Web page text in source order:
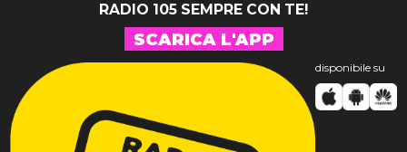
RADIO 105 SEMPRE CON TE!
SCARICA L'APP
disponibile su